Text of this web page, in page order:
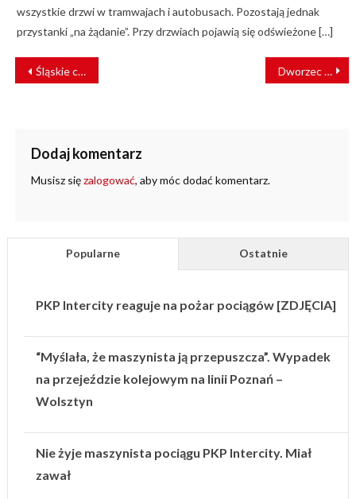
wszystkie drzwi w tramwajach i autobusach. Pozostają jednak
przystanki „na żądanie”. Przy drzwiach pojawią się odświeżone […]
NAWIGACJA
WPISU
Śląskie chce kupić nawet 30 nowych pociągów! Ogłoszono duży przetarg z wieloletnim serwisowaniem pojazdów Dworzec kolejowy we Władysławowie otwarty [ZDJĘCIA]
Dodaj komentarz
Musisz sięzalogować, aby móc dodać komentarz.
Popularne Ostatnie
PKP Intercity reaguje na pożar pociągów [ZDJĘCIA]
“Myślała, że maszynista ją przepuszcza”. Wypadek
na przejeździe kolejowym na linii Poznań –
Wolsztyn
Nie żyje maszynista pociągu PKP Intercity. Miał
zawał